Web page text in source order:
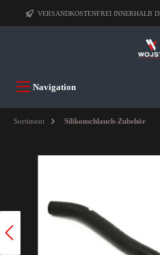
VERSANDKOSTENFREI INNERHALB
Navigation
Sortiment Silikonschlauch-Zubehör